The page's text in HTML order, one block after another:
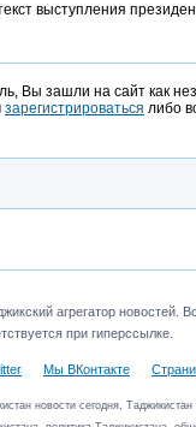
выступления
Вы зашли на сайт как
зарегистрироваться либо
агрегатор новостей.
при гиперссылке.
Мы ВКонтакте
новости сегодня,